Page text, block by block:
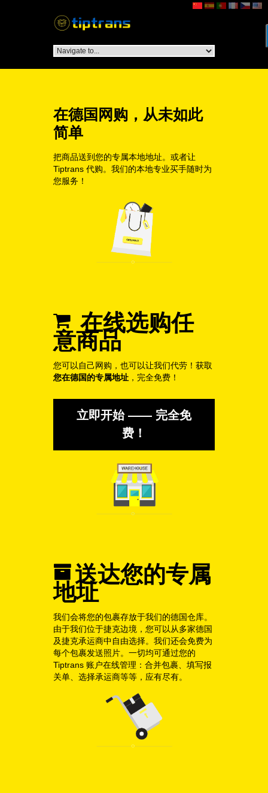
在德国网购，从未如此
简单
把商品送到您的专属本地地址。或者让
Tiptrans 代购。我们的本地专业买手随时为
您服务！
在线选购任
意商品
您可以自己网购，也可以让我们代劳！获取
您在德国的专属地址 ，完全免费！
立即开始 —— 完全免
费！
送达您的专属
地址
我们会将您的包裹存放于我们的德国仓库。
由于我们位于捷克边境，您可以从多家德国
及捷克承运商中自由选择。我们还会免费为
每个包裹发送照片。一切均可通过您的
Tiptrans 账户在线管理：合并包裹、填写报
关单、选择承运商等等，应有尽有。